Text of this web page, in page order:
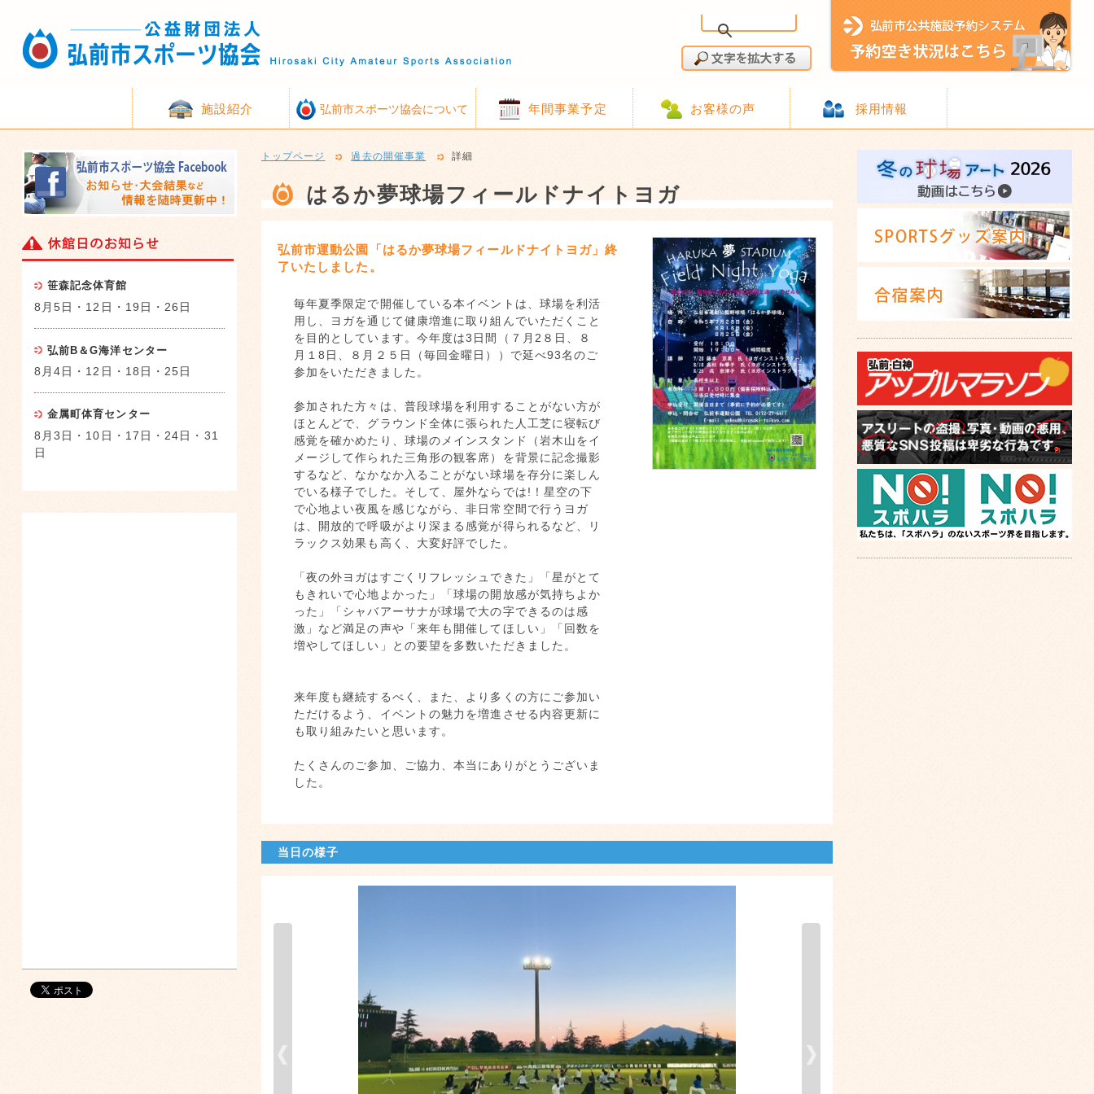
施設紹介 弘前市スポーツ協会について 年間事業予定 お客様の声 採用情報
トップページ 過去の開催事業 詳細
はるか夢球場フィールドナイトヨガ
弘前市運動公園「はるか夢球場フィールドナイトヨガ」終
了いたしました。
毎年夏季限定で開催している本イベントは、球場を利活
用し、ヨガを通じて健康増進に取り組んでいただくこと
を目的としています。今年度は3日間（７月2８日、８
月１8日、８月２５日（毎回金曜日））で延べ93名のご
参加をいただきました。
参加された方々は、普段球場を利用することがない方が
ほとんどで、グラウンド全体に張られた人工芝に寝転び
感覚を確かめたり、球場のメインスタンド（岩木山をイ
メージして作られた三角形の観客席）を背景に記念撮影
するなど、なかなか入ることがない球場を存分に楽しん
でいる様子でした。そして、屋外ならでは!！星空の下
で心地よい夜風を感じながら、非日常空間で行うヨガ
は、開放的で呼吸がより深まる感覚が得られるなど、リ
ラックス効果も高く、大変好評でした。
「夜の外ヨガはすごくリフレッシュできた」「星がとて
もきれいで心地よかった」「球場の開放感が気持ちよか
った」「シャバアーサナが球場で大の字できるのは感
激」など満足の声や「来年も開催してほしい」「回数を
増やしてほしい」との要望を多数いただきました。
来年度も継続するべく、また、より多くの方にご参加い
ただけるよう、イベントの魅力を増進させる内容更新に
も取り組みたいと思います。
たくさんのご参加、ご協力、本当にありがとうございま
した。
当日の様子
笹森記念体育館
8月5日・12日・19日・26日
弘前B＆G海洋センター
8月4日・12日・18日・25日
金属町体育センター
8月3日・10日・17日・24日・31
日